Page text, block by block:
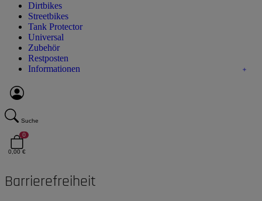
Dirtbikes
Streetbikes
Tank Protector
Universal
Zubehör
Restposten
Informationen
Suche
0
0,00 €
Barrierefreiheit